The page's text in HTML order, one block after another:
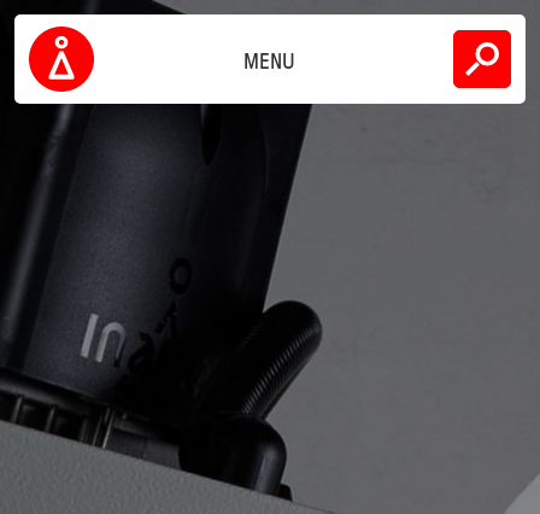
Skip
content
Inarca
MENU
下载
可持续性
联系方式
EN